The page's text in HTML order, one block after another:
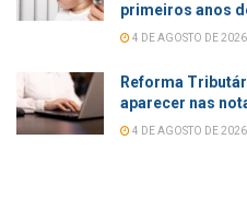
primeiros anos
4 DE AGOSTO DE 2026
Reforma
aparecer nas
4 DE AGOSTO DE 2026